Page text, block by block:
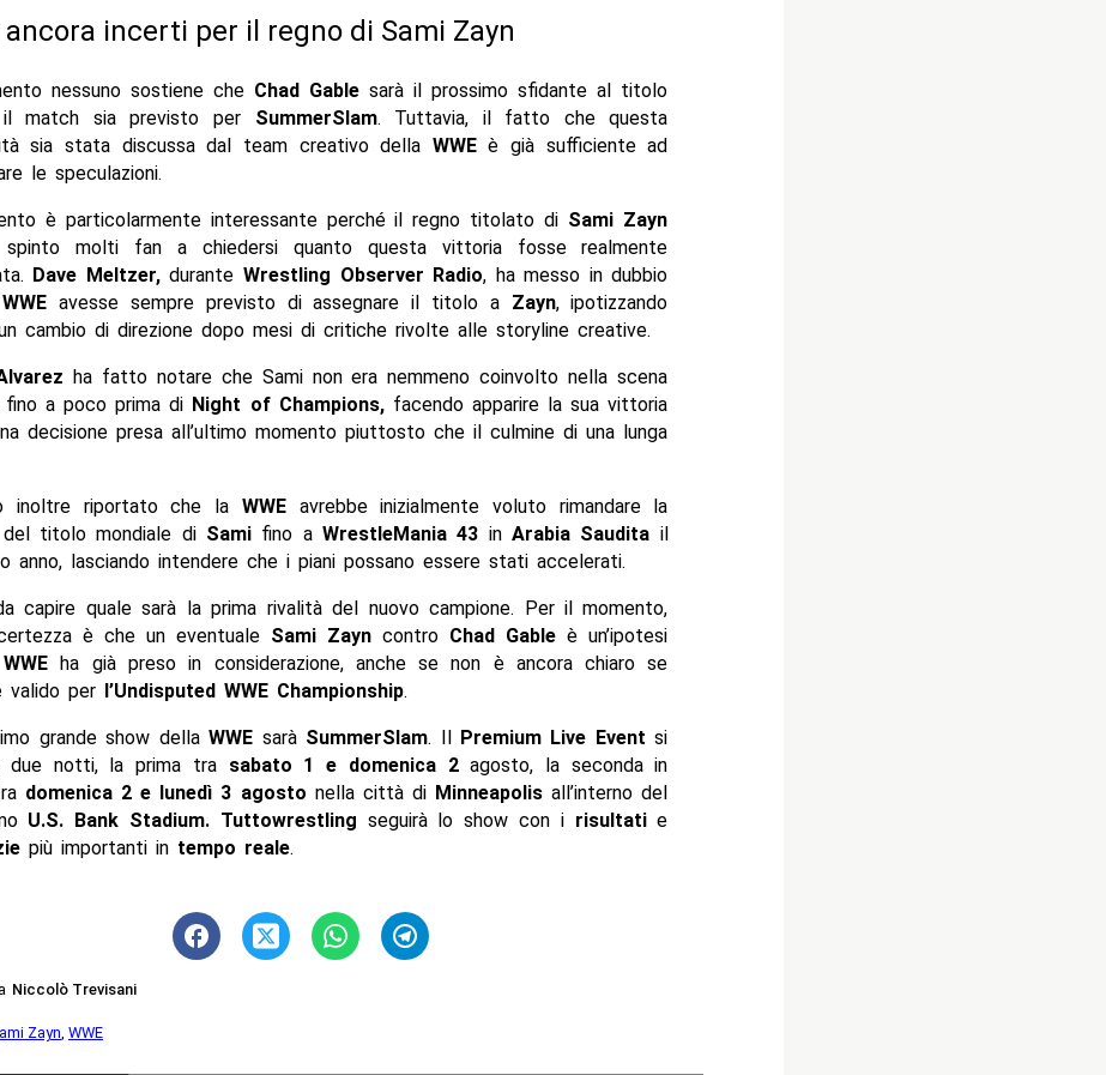
ancora incerti per il regno di Sami Zayn
nessuno sostiene che Chad Gable sarà il prossimo sfidante al titolo
match sia previsto per SummerSlam. Tuttavia, il fatto che questa
sia stata discussa dal team creativo della WWEè già sufficiente ad
le speculazioni.
è particolarmente interessante perché il regno titolato di Sami Zayn
molti fan a chiedersi quanto questa vittoria fosse realmente
Dave Meltzer,durante Wrestling Observer Radio, ha messo in dubbio
WWE avesse sempre previsto di assegnare il titolo a Zayn, ipotizzando
cambio di direzione dopo mesi di critiche rivolte alle storyline creative.
ha fatto notare che Sami non era nemmeno coinvolto nella scena
a poco prima di Night of Champions,facendo apparire la sua vittoria
decisione presa all’ultimo momento piuttosto che il culmine di una lunga
inoltre riportato che la WWEavrebbe inizialmente voluto rimandare la
titolo mondiale di Sami fino a WrestleMania 43 in Arabia Saudita il
anno, lasciando intendere che i piani possano essere stati accelerati.
capire quale sarà la prima rivalità del nuovo campione. Per il momento,
certezza è che un eventuale Sami Zayn contro Chad Gable è un’ipotesi
WWE ha già preso in considerazione, anche se non è ancora chiaro se
valido per l’Undisputed WWE Championship.
grande show dellaWWE saràSummerSlam. Il Premium Live Eventsi
due notti, la prima trasabato 1 e domenica 2agosto, la seconda in
domenica 2 e lunedì 3 agosto nella città di Minneapolisall’interno del
U.S. Bank Stadium. Tuttowrestling seguirà lo show con i risultatie
più importanti in tempo reale.
Niccolò Trevisani
Zayn WWE